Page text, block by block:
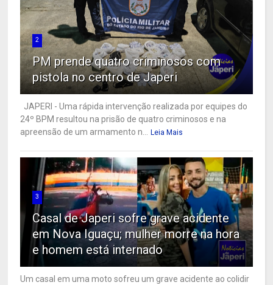
2
PM prende quatro criminosos com
pistola no centro de Japeri
JAPERI - Uma rápida intervenção realizada por equipes do
24º BPM resultou na prisão de quatro criminosos e na
apreensão de um armamento n...
Leia Mais
3
Casal de Japeri sofre grave acidente
em Nova Iguaçu; mulher morre na hora
e homem está internado
Um casal em uma moto sofreu um grave acidente ao colidir